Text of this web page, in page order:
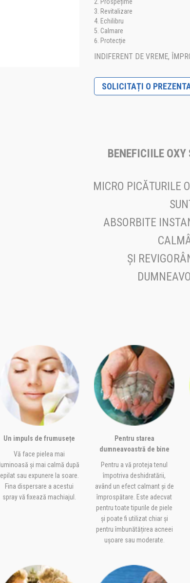
Revitalizare
Echilibru
Calmare
Protecție
INDIFERENT DE VREME,
SOLICITAȚI O
BENEFICIILE
MICRO PICĂTURILE
ABSORBITE
ȘI
Un impuls de frumusețe
Vă face pielea mai
luminoasă și mai calmă după
epilat sau expunere la soare.
Fina dispersare a acestui
spray vă fixează machiajul.
Pentru starea
dumneavoastră de bine
Pentru a vă proteja tenul
împotriva deshidratării,
având un efect calmant și de
împrospătare. Este adecvat
pentru toate tipurile de piele
și poate fi utilizat chiar și
pentru îmbunătățirea acneei
ușoare sau moderate.